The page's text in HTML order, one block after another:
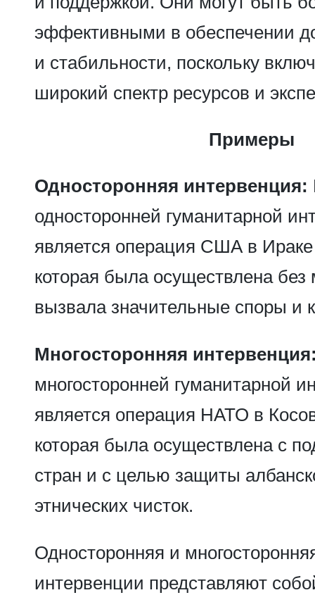
эффективными в обеспечении
и стабильности, поскольку
широкий спектр ресурсов и
Примеры
Односторонняя интервенция:
односторонней гуманитарной
является операция США в Ираке
которая была осуществлена
вызвала значительные споры и
Многосторонняя
многосторонней гуманитарной
является операция НАТО в
которая была осуществлена с
стран и с целью защиты
этнических чисток.
Односторонняя и
интервенции представляют